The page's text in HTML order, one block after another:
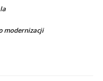
modernizacji